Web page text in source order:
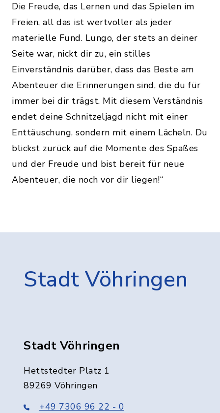
Die Freude, das Lernen und das Spielen im
Freien, all das ist wertvoller als jeder
materielle Fund. Lungo, der stets an deiner
Seite war, nickt dir zu, ein stilles
Einverständnis darüber, dass das Beste am
Abenteuer die Erinnerungen sind, die du für
immer bei dir trägst. Mit diesem Verständnis
endet deine Schnitzeljagd nicht mit einer
Enttäuschung, sondern mit einem Lächeln. Du
blickst zurück auf die Momente des Spaßes
und der Freude und bist bereit für neue
Abenteuer, die noch vor dir liegen!“
Stadt Vöhringen
Stadt Vöhringen
Hettstedter Platz 1
89269 Vöhringen
+49 7306 96 22 - 0